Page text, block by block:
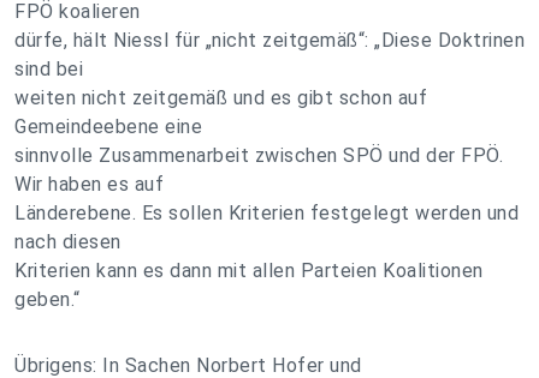
FPÖ koalieren
dürfe, hält Niessl für „nicht zeitgemäß“: „Diese Doktrinen
sind bei
weiten nicht zeitgemäß und es gibt schon auf
Gemeindeebene eine
sinnvolle Zusammenarbeit zwischen SPÖ und der FPÖ.
Wir haben es auf
Länderebene. Es sollen Kriterien festgelegt werden und
nach diesen
Kriterien kann es dann mit allen Parteien Koalitionen
geben.“
Übrigens: In Sachen Norbert Hofer und